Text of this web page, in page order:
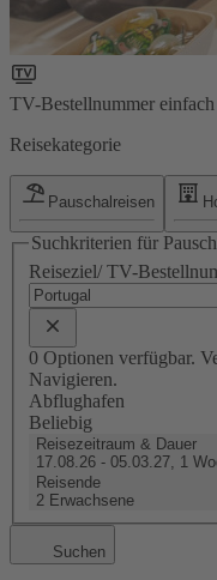
TV-Bestellnummer
Reisekategorie
Pauschalreisen
Suchkriterien für
Reiseziel/ TV-
0 Optionen verfügbar.
Navigieren.
Abflughafen
Beliebig
Reisezeitraum & Dauer
17.08.26 - 05.03.27, 1
Reisende
2 Erwachsene
Suchen